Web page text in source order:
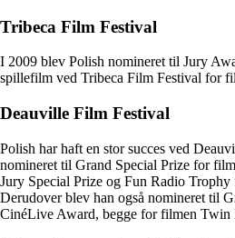
Tribeca Film Festival
I 2009 blev Polish nomineret til Jury
spillefilm ved Tribeca Film Festival for
Deauville Film Festival
Polish har haft en stor succes ved
nomineret til Grand Special Prize for
Jury Special Prize og Fun Radio
Derudover blev han også nomineret til
CinéLive Award, begge for filmen Twin